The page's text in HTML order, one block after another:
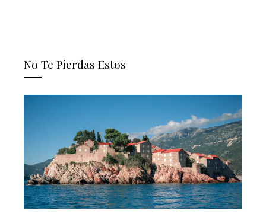
No Te Pierdas Estos